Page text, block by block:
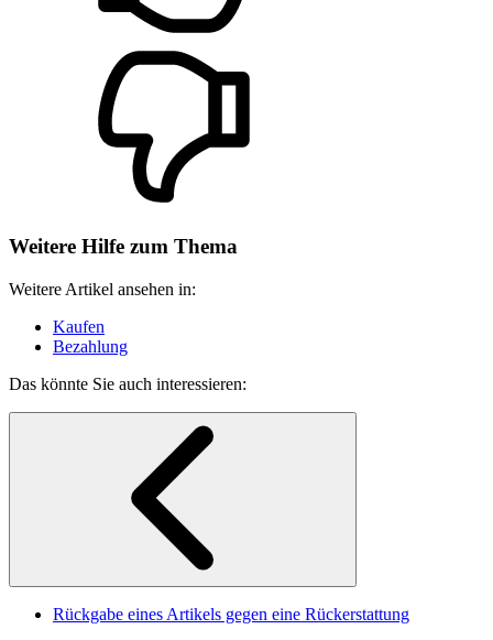
Weitere Hilfe zum Thema
Weitere Artikel ansehen in:
Kaufen
Bezahlung
Das könnte Sie auch interessieren:
Rückgabe eines Artikels gegen eine Rückerstattung